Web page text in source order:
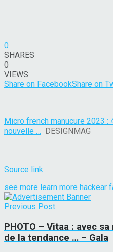
0
SHARES
0
VIEWS
Share on FacebookShare on
Micro french manucure 2023
nouvelle … DESIGNMAG
Source link
see more learn more hackear
Previous Post
PHOTO – Vitaa : avec
de la tendance … – Gala